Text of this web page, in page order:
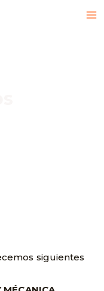
siguientes